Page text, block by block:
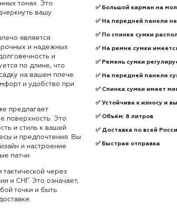
тонах. Это
вашу
является
и надежных
и
по длине, что
на вашем плече.
и удобство при
предлагает
поверхность. Это
и стиль к вашей
и предпочтения. Вы
и настроение
патчи.
тактической через
и СНГ. Это означает,
точки и быть
✅ Большой карман на
✅ На передней панели
✅ По спинке сумки
✅ На ремне сумки
✅ Ремень сумки
✅ На передней панели
✅ Спинка сумки имеет
✅ Устойчива к износу и
✅Объём: 8 литров
✅Доставка по всей
✅Быстрая отправка